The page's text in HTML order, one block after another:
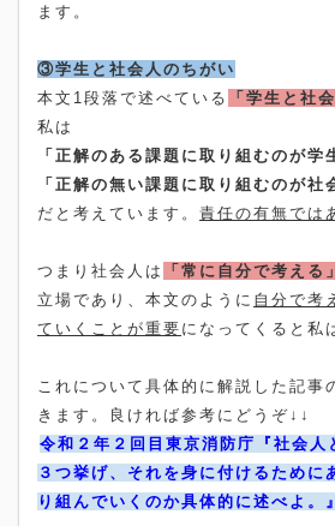
ます。
③学生と社会人のちがい
本文 1 段落で述べている 「学生と社
私は
「正解のある課題に取り組むのが学
「正解の無い課題に取り組むのが社
だと考えています。 責任の有無では
つまり社会人は 「常に自分で考える」
立場であり、本文のように 自分で考
ていくことが重要 になってくると私
これについて具体的に解説した記事
きます。良ければ参考にどうぞ↓↓
令和２年２回目東京消防庁『社会人
３つ挙げ、それを身に付けるために
り組んでいくのか具体的に述べよ。』